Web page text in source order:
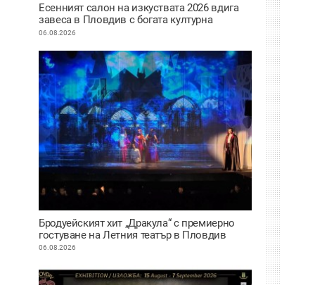
Есенният салон на изкуствата 2026 вдига
завеса в Пловдив с богата културна
програма
06.08.2026
Бродуейският хит „Дракула“ с премиерно
гостуване на Летния театър в Пловдив
06.08.2026